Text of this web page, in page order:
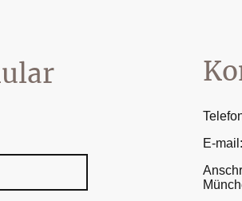
E-mail: